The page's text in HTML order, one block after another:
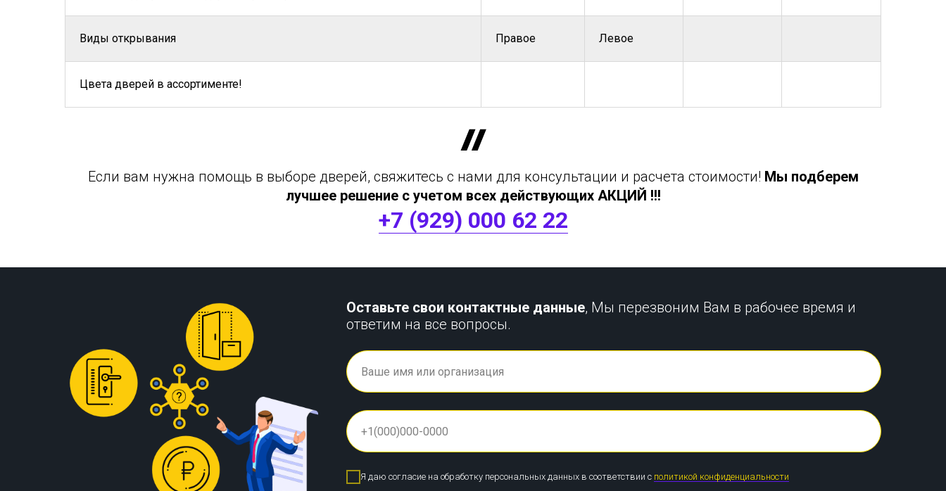
Виды открывания Правое Левое
Цвета дверей в ассортименте!
Если вам нужна помощь в выборе дверей, свяжитесь с нами для консультации и расчета стоимости! Мы подберем
лучшее решение с учетом всех действующих АКЦИЙ !!!
+7 (929) 000 62 22
Оставьте свои контактные данные, Мы перезвоним Вам в рабочее время и
ответим на все вопросы.
Я даю согласие на обработку персональных данных в соответствии с политикой конфиденциальности